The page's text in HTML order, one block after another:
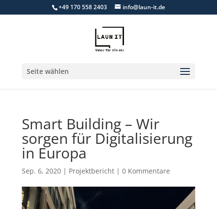
+49 170 558 2403 info@laun-it.de
Seite wählen
Smart Building – Wir
sorgen für Digitalisierung
in Europa
Sep. 6, 2020| Projektbericht| 0 Kommentare